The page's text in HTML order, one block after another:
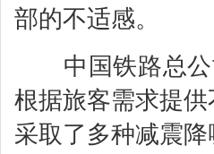
部的不适感。
中国铁路总公
根据旅客需求提
采取了多种减震